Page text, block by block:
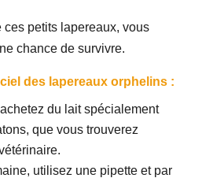
ces petits lapereaux, vous
chance de survivre.
des lapereaux orphelins :
du lait spécialement
que vous trouverez
utilisez une pipette et par